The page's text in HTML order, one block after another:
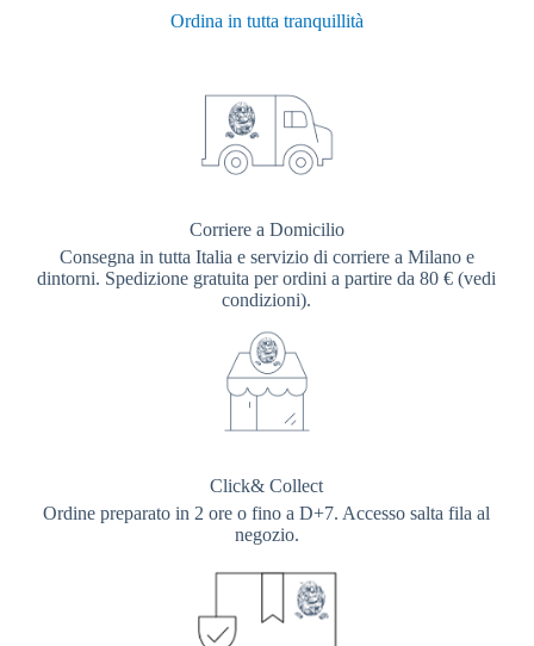
Ordina in tutta tranquillità
Corriere a Domicilio
Consegna in tutta Italia e servizio di corriere a Milano e
dintorni. Spedizione gratuita per ordini a partire da 80 € (vedi
condizioni).
Click& Collect
Ordine preparato in 2 ore o fino a D+7. Accesso salta fila al
negozio.